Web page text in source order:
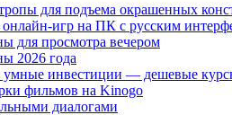
для подъема окрашенных
онлайн-игр на ПК с русским
для просмотра вечером
2026 года
умные инвестиции — дешевые
фильмов на Kinogo
диалогами